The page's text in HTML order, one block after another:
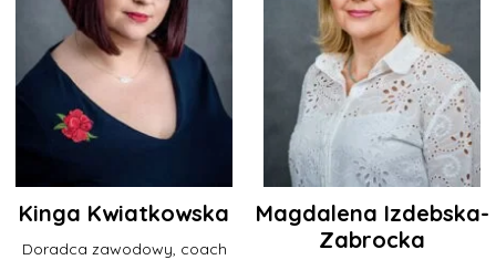
Kinga Kwiatkowska
Doradca zawodowy, coach
Magdalena Izdebska-
Zabrocka